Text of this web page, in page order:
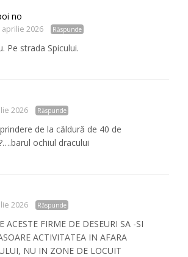
no
aprilie 2026 Răspunde
Pe strada Spicului.
2026 Răspunde
de la căldură de 40 de
ochiul dracului
2026 Răspunde
ACESTE FIRME DE DESEURI SA -SI
ACTIVITATEA IN AFARA
NU IN ZONE DE LOCUIT